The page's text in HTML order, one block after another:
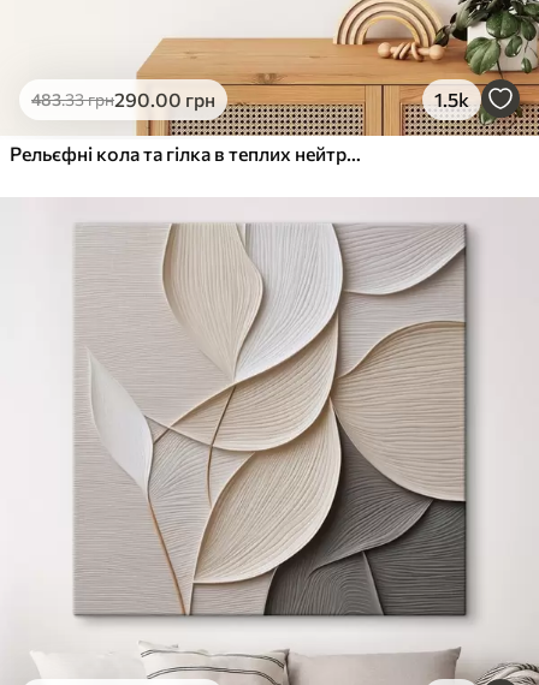
483.33грн290.00 грн 1.5k
Рельєфні кола та гілка в теплих нейтральних тонах